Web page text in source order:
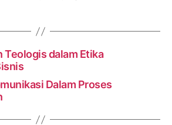
Teologis dalam Etika
Dalam Proses